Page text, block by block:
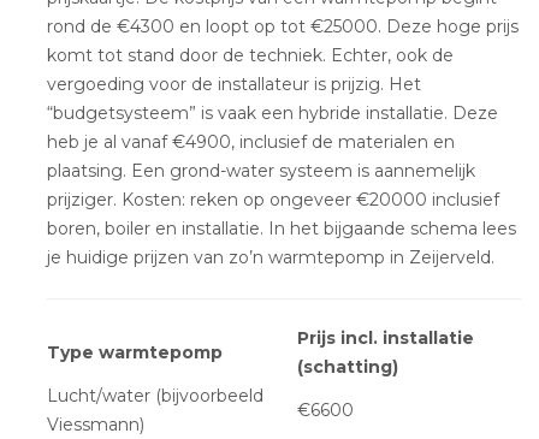
rond de €4300 en loopt op tot €25000. Deze hoge prijs
komt tot stand door de techniek. Echter, ook de
vergoeding voor de installateur is prijzig. Het
“budgetsysteem” is vaak een hybride installatie. Deze
heb je al vanaf €4900, inclusief de materialen en
plaatsing. Een grond-water systeem is aannemelijk
prijziger. Kosten: reken op ongeveer €20000 inclusief
boren, boiler en installatie. In het bijgaande schema lees
je huidige prijzen van zo’n warmtepomp in Zeijerveld.
Type warmtepomp
Prijs incl. installatie
(schatting)
Lucht/water (bijvoorbeeld
Viessmann)
€6600